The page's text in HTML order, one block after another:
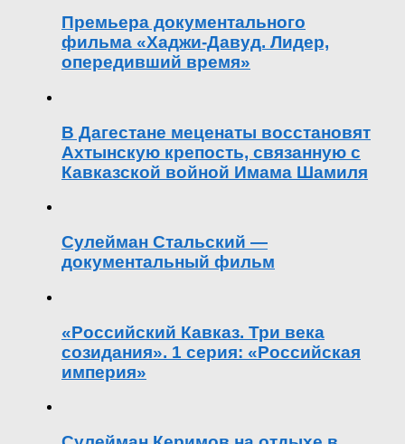
Премьера документального
фильма «Хаджи-Давуд. Лидер,
опередивший время»
В Дагестане меценаты восстановят
Ахтынскую крепость, связанную с
Кавказской войной Имама Шамиля
Сулейман Стальский —
документальный фильм
«Российский Кавказ. Три века
созидания». 1 серия: «Российская
империя»